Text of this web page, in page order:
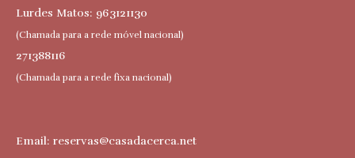
Lurdes Matos: 963121130
(Chamada para a rede móvel nacional)
271388116
(Chamada para a rede fixa nacional)
Email: reservas@casadacerca.net